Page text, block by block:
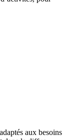
aux besoins